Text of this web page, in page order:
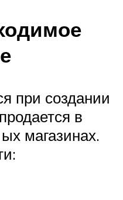
при создании
в
магазинах.